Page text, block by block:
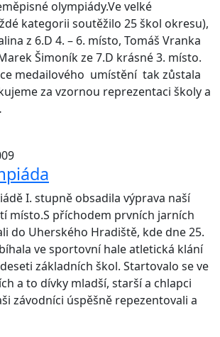
olympiády.Ve velké
kategorii soutěžilo 25 škol okresu),
z 6.D 4. – 6. místo, Tomáš Vranka
Šimoník ze 7.D krásné 3. místo.
medailového umístění tak zůstala
za vzornou reprezentaci školy a
I. stupně obsadila výprava naší
místo.S příchodem prvních jarních
do Uherského Hradiště, kde dne 25.
ve sportovní hale atletická klání
základních škol. Startovalo se ve
a to dívky mladší, starší a chlapci
závodníci úspěšně repezentovali a